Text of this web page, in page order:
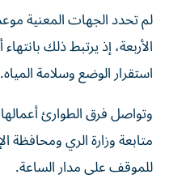
لم تحدد الجهات المعنية
الأربعة، إذ يرتبط ذلك
استقرار الوضع وسلامة المياه.
وتواصل فرق الطوارئ
متابعة وزارة الري ومحافظة
للموقف على مدار الساعة.